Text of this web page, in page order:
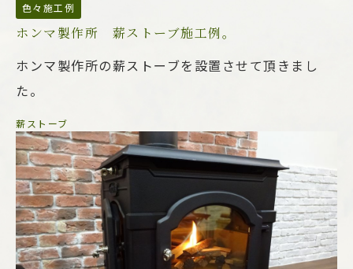
色々施工例
ホンマ製作所 薪ストーブ施工例。
ホンマ製作所の薪ストーブを設置させて頂きまし
た。
薪ストーブ